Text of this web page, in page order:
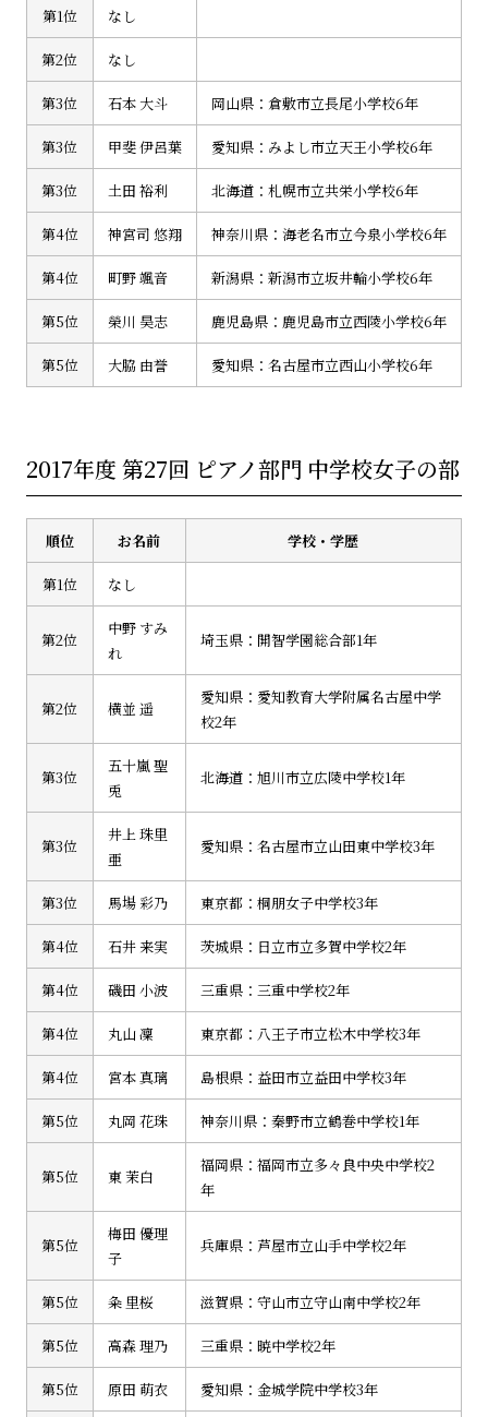
第1位 なし
第2位 なし
第3位 石本 大斗 岡山県：倉敷市立長尾小学校6年
第3位 甲斐 伊呂葉 愛知県：みよし市立天王小学校6年
第3位 土田 裕利 北海道：札幌市立共栄小学校6年
第4位 神宮司 悠翔 神奈川県：海老名市立今泉小学校6年
第4位 町野 颯音 新潟県：新潟市立坂井輪小学校6年
第5位 榮川 昊志 鹿児島県：鹿児島市立西陵小学校6年
第5位 大脇 由誉 愛知県：名古屋市立西山小学校6年
2017年度 第27回 ピアノ部門 中学校女子の部
順位 お名前 学校・学歴
第1位 なし
第2位
中野 すみ
れ
埼玉県：開智学園総合部1年
第2位 横並 遥
愛知県：愛知教育大学附属名古屋中学
校2年
第3位
五十嵐 聖
兎
北海道：旭川市立広陵中学校1年
第3位
井上 珠里
亜
愛知県：名古屋市立山田東中学校3年
第3位 馬場 彩乃 東京都：桐朋女子中学校3年
第4位 石井 来実 茨城県：日立市立多賀中学校2年
第4位 磯田 小波 三重県：三重中学校2年
第4位 丸山 凜 東京都：八王子市立松木中学校3年
第4位 宮本 真璃 島根県：益田市立益田中学校3年
第5位 丸岡 花珠 神奈川県：秦野市立鶴巻中学校1年
第5位 東 茉白
福岡県：福岡市立多々良中央中学校2
年
第5位
梅田 優理
子
兵庫県：芦屋市立山手中学校2年
第5位 粂 里桜 滋賀県：守山市立守山南中学校2年
第5位 高森 理乃 三重県：暁中学校2年
第5位 原田 萌衣 愛知県：金城学院中学校3年